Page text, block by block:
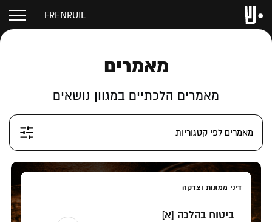
IL
RU
EN
FR
מאמרים
מאמרים הלכתיים במגוון נושאים
מאמרים לפי קטגוריות
דיני ממונות וצדקה
ביטוח בהלכה [א]